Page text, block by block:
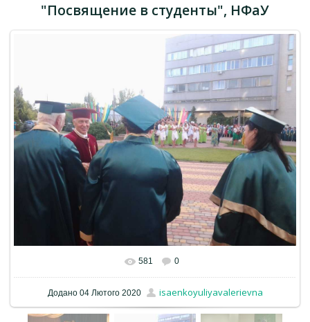
"Посвящение в студенты", НФаУ
581 0
Додано04 Лютого 2020 isaenkoyuliyavalerievna